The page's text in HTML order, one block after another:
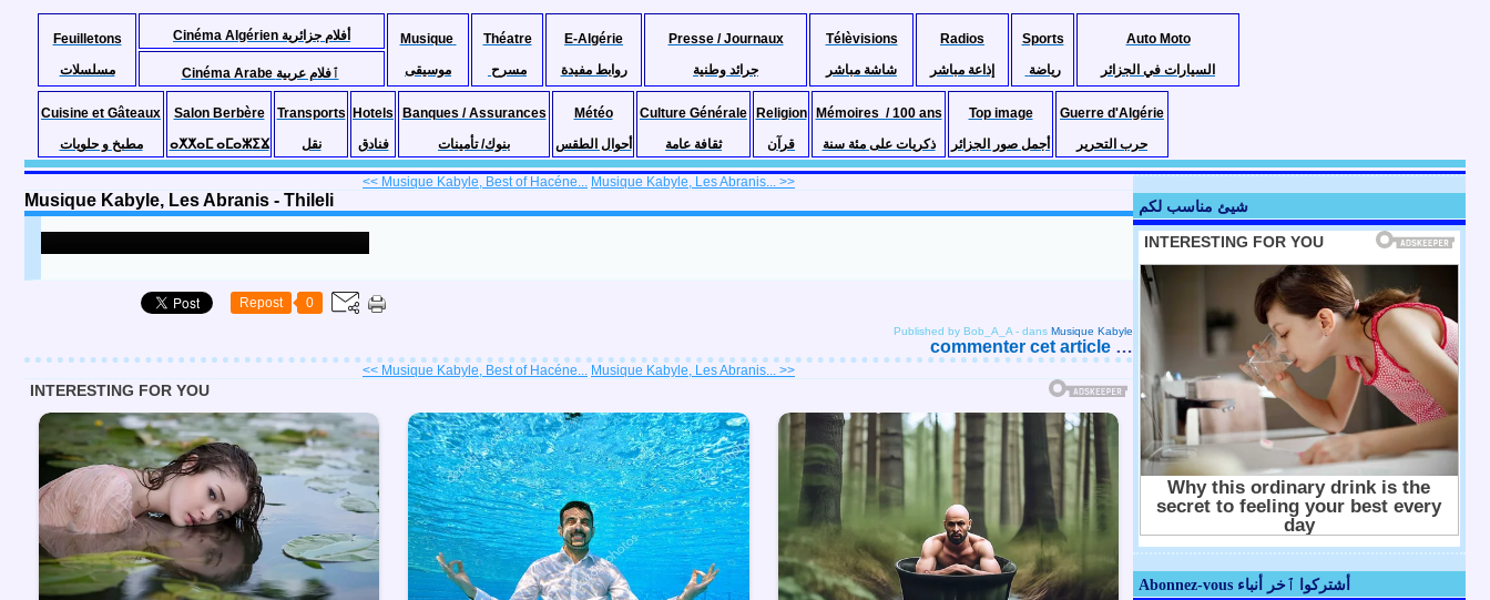
Feuilletons
مسلسلات
Cinéma Algérien أفلام جزائرية
Musique
موسيقى
Théatre
مسرح
E-Algérie
روابط مفيدة
Presse / Journaux
جرائد وطنية
Télèvisions
شاشة مباشر
Radios
إذاعة مباشر
Sports
رياضة
Auto Moto
السيارات في الجزائر
Cinéma Arabe ٱفلام عربية
Cuisine et Gâteaux
مطبخ و حلويات
Salon Berbère
ⴰⵅⵅⴰⵎ ⴰⵎⴰⵣⵉⴴ
Transports
نقل
Hotels
فنادق
Banques / Assurances
بنوك/ تأمينات
Météo
أحوال الطقس
Culture Générale
ثقافة عامة
Religion
قرآن
Mémoires / 100 ans
ذكريات على مئة سنة
Top image
أجمل صور الجزائر
Guerre d'Algérie
حرب التحرير
<< Musique Kabyle, Best of Hacéne... Musique Kabyle, Les Abranis... >>
Musique Kabyle, Les Abranis - Thileli
Repost 0
Published by Bob_A_A - dans Musique Kabyle
commenter cet article …
<< Musique Kabyle, Best of Hacéne... Musique Kabyle, Les Abranis... >>
شيئ مناسب لكم
Abonnez-vous أشتركوا ٱخر أنباء